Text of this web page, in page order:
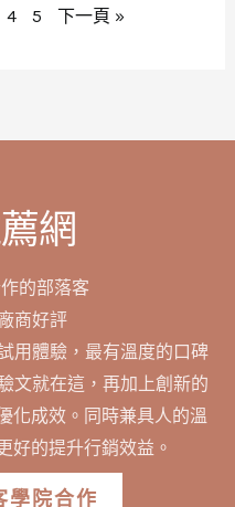
4 5 下一頁 »
網
的部落客
商好評
用體驗，最有溫度的口碑
文就在這，再加上創新的
化成效。同時兼具人的溫
好的提升行銷效益。
學院合作